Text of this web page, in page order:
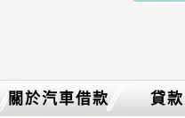
關於汽車借款 貸款